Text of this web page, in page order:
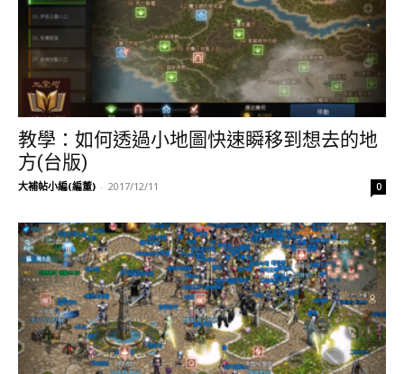
教學：如何透過小地圖快速瞬移到想去的地
方(台版)
大補帖小編(編董) - 2017/12/11 0